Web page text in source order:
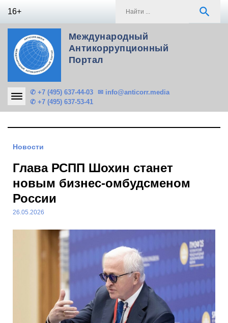
16+ search
Международный
Антикоррупционный
Портал
✆ +7 (495) 637-44-03
✆ +7 (495) 637-53-41
✉ info@anticorr.media
Новости
Глава РСПП Шохин станет
новым бизнес-омбудсменом
России
26.05.2026